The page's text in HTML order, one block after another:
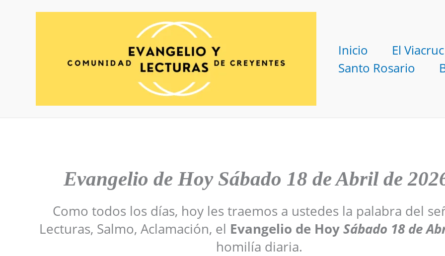
Inicio
El
Santo Rosario
Evangelio de Hoy Sábado 18 de Abril de
Como todos los días, hoy les traemos a ustedes la palabra del
Lecturas, Salmo, Aclamación, el Evangelio de HoySábado 18 de
homilía diaria.